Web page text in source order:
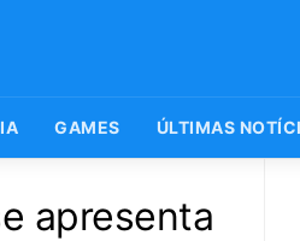
GAMES ÚLTIMAS
apresenta